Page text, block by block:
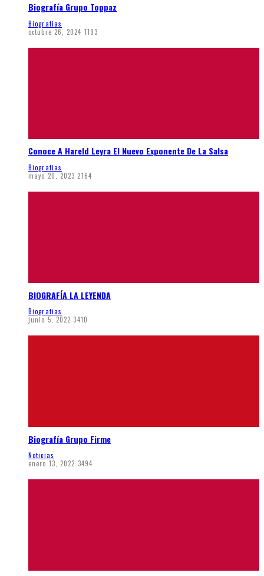
Biografía Grupo Toppaz
Biografias
octubre 26, 2024 1193
Conoce A Hareld Leyra El Nuevo Exponente De La Salsa
Biografias
mayo 20, 2023 2164
BIOGRAFÍA LA LEYENDA
Biografias
junio 5, 2022 3410
Biografía Grupo Firme
Noticias
enero 13, 2022 3494